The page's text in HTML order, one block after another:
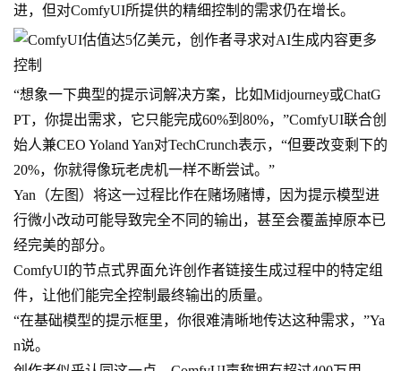
进，但对ComfyUI所提供的精细控制的需求仍在增长。
“想象一下典型的提示词解决方案，比如Midjourney或ChatG
PT，你提出需求，它只能完成60%到80%，”ComfyUI联合创
始人兼CEO Yoland Yan对TechCrunch表示，“但要改变剩下的
20%，你就得像玩老虎机一样不断尝试。”
Yan（左图）将这一过程比作在赌场赌博，因为提示模型进
行微小改动可能导致完全不同的输出，甚至会覆盖掉原本已
经完美的部分。
ComfyUI的节点式界面允许创作者链接生成过程中的特定组
件，让他们能完全控制最终输出的质量。
“在基础模型的提示框里，你很难清晰地传达这种需求，”Ya
n说。